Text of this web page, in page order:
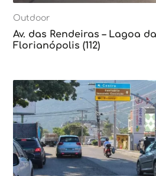
Outdoor
Av. das Rendeiras – Lagoa
Florianópolis (112)